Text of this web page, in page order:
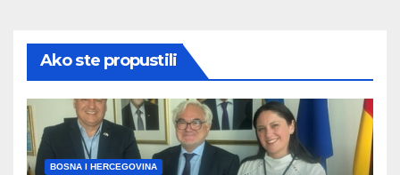
Ako ste propustili
BOSNA I HERCEGOVINA